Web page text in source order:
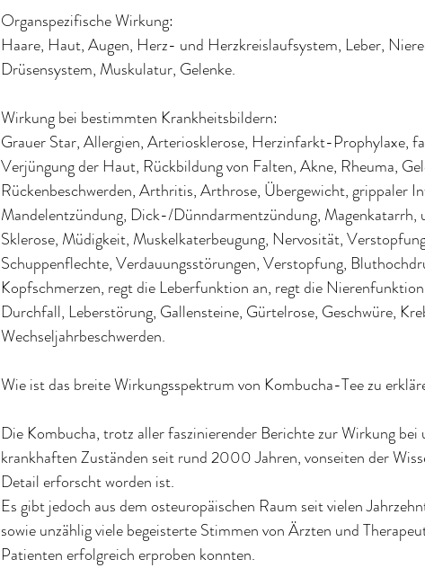
Organspezifische Wirkung:
Haare, Haut, Augen, Herz- und Herzkreislaufsystem, Leber,
Drüsensystem, Muskulatur, Gelenke.
Wirkung bei bestimmten Krankheitsbildern:
Grauer Star, Allergien, Arteriosklerose, Herzinfarkt-Prophylaxe,
Verjüngung der Haut, Rückbildung von Falten, Akne, Rheuma,
Rückenbeschwerden, Arthritis, Arthrose, Übergewicht, grippaler
Mandelentzündung, Dick-/Dünndarmentzündung, Magenkatarrh,
Sklerose, Müdigkeit, Muskelkaterbeugung, Nervosität,
Schuppenflechte, Verdauungsstörungen, Verstopfung,
Kopfschmerzen, regt die Leberfunktion an, regt die
Durchfall, Leberstörung, Gallensteine, Gürtelrose, Geschwüre,
Wechseljahrbeschwerden.
Wie ist das breite Wirkungsspektrum von Kombucha-Tee zu
Die Kombucha, trotz aller faszinierender Berichte zur Wirkung
krankhaften Zuständen seit rund 2000 Jahren, vonseiten der
Detail erforscht worden ist.
Es gibt jedoch aus dem osteuropäischen Raum seit vielen
sowie unzählig viele begeisterte Stimmen von Ärzten und
Patienten erfolgreich erproben konnten.